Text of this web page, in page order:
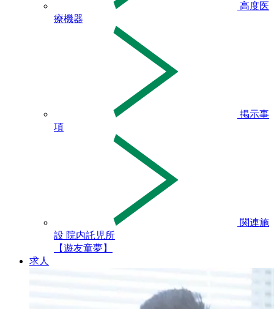
高度医
療機器
掲示事
項
関連施
設 院内託児所
【遊友童夢】
求人